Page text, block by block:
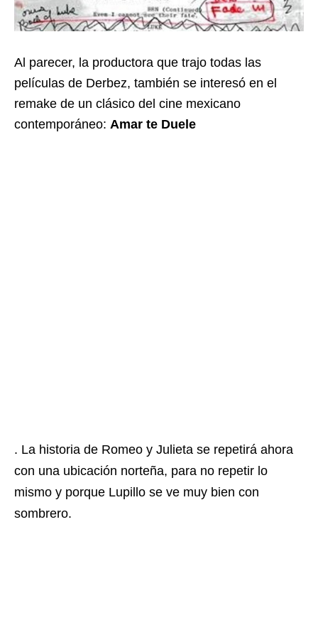
Al parecer, la productora que trajo todas las
películas de Derbez, también se interesó en el
remake de un clásico del cine mexicano
contemporáneo: Amar te Duele
. La historia de Romeo y Julieta se repetirá ahora
con una ubicación norteña, para no repetir lo
mismo y porque Lupillo se ve muy bien con
sombrero.